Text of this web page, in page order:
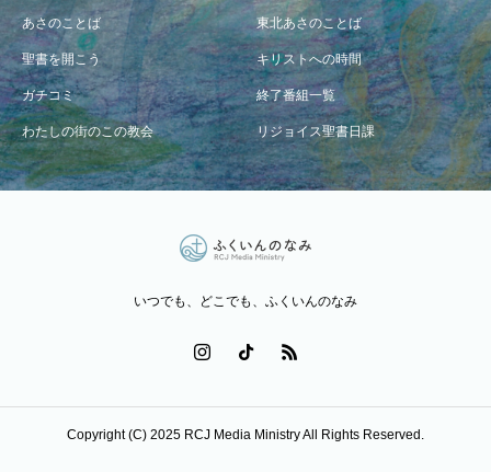
あさのことば 東北あさのことば
聖書を開こう キリストへの時間
ガチコミ 終了番組一覧
わたしの街のこの教会 リジョイス聖書日課
いつでも、どこでも、ふくいんのなみ
Copyright (C) 2025 RCJ Media Ministry All Rights Reserved.